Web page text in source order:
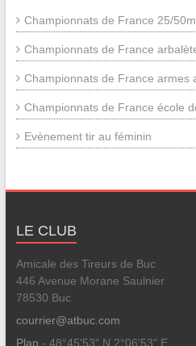
Championnats de France 25/
Championnats de France
Championnats de France armes
Championnats de France école
Evènement tir au féminin
LE CLUB
Amicale des Tireurs de Buc
446 Avenue Morane Saulnier
78530 Buc
courrier@atbuc.com
Plan - 48°45'53" N 2°06'53" E